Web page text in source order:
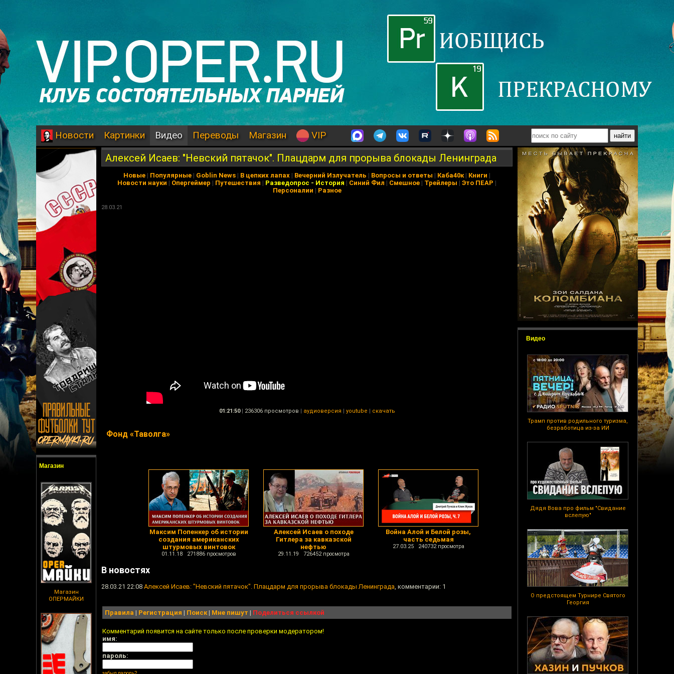
Новости Картинки Видео Переводы Магазин VIP
Магазин
Магазин
ОПЕРМАЙКИ
Видео
Трамп против родильного туризма,
безработица из-за ИИ
Дядя Вова про фильм "Свидание
вслепую"
О предстоящем Турнире Святого
Георгия
Алексей Исаев: "Невский пятачок". Плацдарм для прорыва блокады Ленинграда
Новые | Популярные | Goblin News | В цепких лапах | Вечерний Излучатель | Вопросы и ответы | Каба40к| Книги |
Новости науки | Опергеймер | Путешествия | Разведопрос - История | Синий Фил | Смешное | Трейлеры | Это ПЕАР |
Персоналии | Разное
28.03.21
01:21:50 | 236306 просмотров | аудиоверсия | youtube | скачать
Фонд «Таволга»
Максим Попенкер об истории
создания американских
штурмовых винтовок
01.11.18 271886 просмотров
Алексей Исаев о походе
Гитлера за кавказской
нефтью
29.11.19 726452 просмотра
Война Алой и Белой розы,
часть седьмая
27.03.25 240732 просмотра
В новостях
28.03.21 22:08 Алексей Исаев: "Невский пятачок". Плацдарм для прорыва блокады Ленинграда, комментарии: 1
Правила | Регистрация | Поиск| Мне пишут | Поделиться ссылкой
Комментарий появится на сайте только после проверки модератором!
имя:
пароль: